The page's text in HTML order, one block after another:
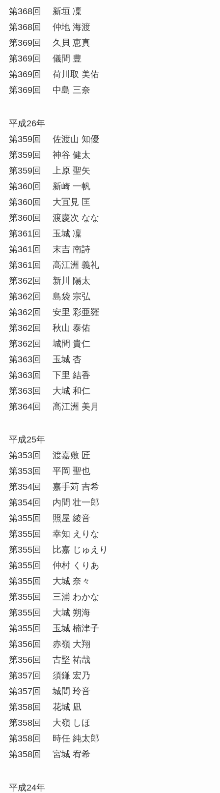
第368回 新垣 凜
第368回 仲地 海渡
第369回 久貝 恵真
第369回 儀間 豊
第369回 荷川取 美佑
第369回 中島 三奈
平成26年
第359回 佐渡山 知優
第359回 神谷 健太
第359回 上原 聖矢
第360回 新崎 一帆
第360回 大冝見 匡
第360回 渡慶次 なな
第361回 玉城 凜
第361回 末吉 南詩
第361回 高江洲 義礼
第362回 新川 陽太
第362回 島袋 宗弘
第362回 安里 彩亜羅
第362回 秋山 泰佑
第362回 城間 貴仁
第363回 玉城 杏
第363回 下里 結香
第363回 大城 和仁
第364回 高江洲 美月
平成25年
第353回 渡嘉敷 匠
第353回 平岡 聖也
第354回 嘉手苅 吉希
第354回 内間 壮一郎
第355回 照屋 綾音
第355回 幸知 えりな
第355回 比嘉 じゅえり
第355回 仲村 くりあ
第355回 大城 奈々
第355回 三浦 わかな
第355回 大城 朔海
第355回 玉城 楠津子
第356回 赤嶺 大翔
第356回 古堅 祐哉
第357回 須鎌 宏乃
第357回 城間 玲音
第358回 花城 凪
第358回 大嶺 しほ
第358回 時任 純太郎
第358回 宮城 宥希
平成24年